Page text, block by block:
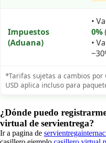
Impuestos
(Aduana)
•
0%
•
*Tarifas sujetas a cambios por
USD aplica incluso para
¿Dónde puedo
virtual de servientrega?
Ir a pagina de